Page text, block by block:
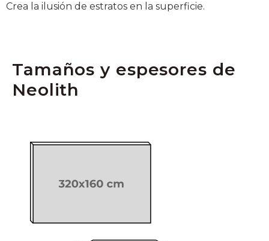
Crea la ilusión de estratos en la superficie.
Tamaños y espesores de
Neolith